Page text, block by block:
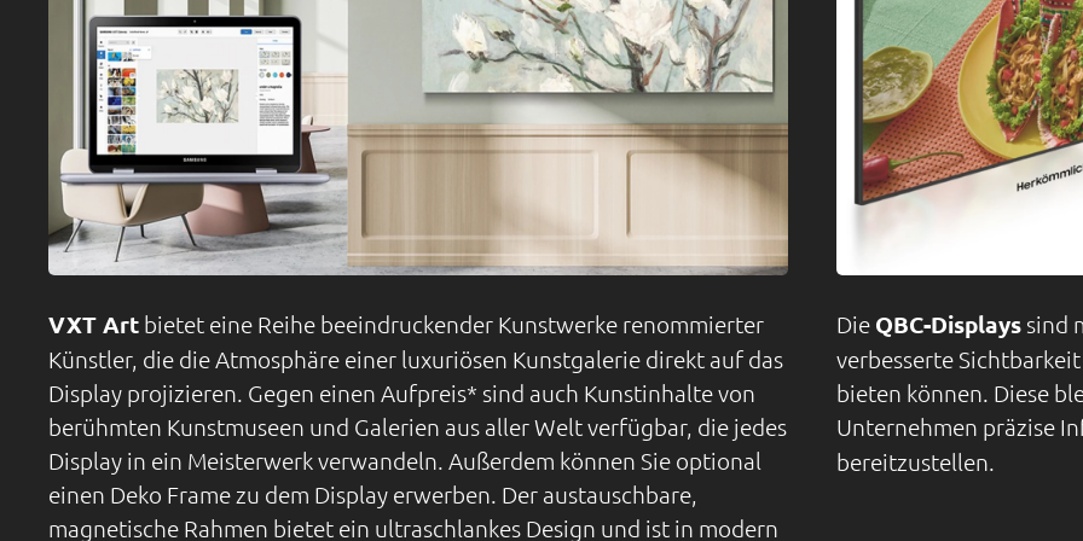
VXT Art bietet eine Reihe beeindruckender Kunstwerke renommierter
Künstler, die die Atmosphäre einer luxuriösen Kunstgalerie direkt auf das
Display projizieren. Gegen einen Aufpreis* sind auch Kunstinhalte von
berühmten Kunstmuseen und Galerien aus aller Welt verfügbar, die jedes
Display in ein Meisterwerk verwandeln. Außerdem können Sie optional
einen Deko Frame zu dem Display erwerben. Der austauschbare,
magnetische Rahmen bietet ein ultraschlankes Design und ist in modern
Die QBC-Displays sind
verbesserte
bieten können. Diese
Unternehmen präzise
bereitzustellen.